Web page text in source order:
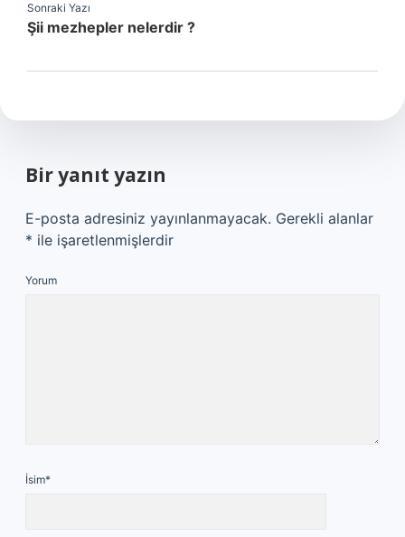
Sonraki Yazı
Şii mezhepler nelerdir ?
Bir yanıt yazın
E-posta adresiniz yayınlanmayacak. Gerekli alanlar
* ile işaretlenmişlerdir
Yorum
İsim*